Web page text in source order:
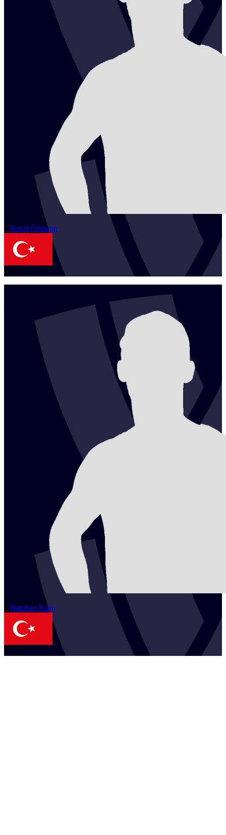
1 Yusuf Özdemir
TUR
2 Batuhan Kuru
TUR